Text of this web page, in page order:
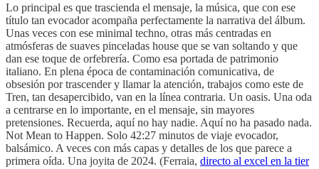
Lo principal es que trascienda el mensaje, la música, que con ese
título tan evocador acompaña perfectamente la narrativa del álbum.
Unas veces con ese minimal techno, otras más centradas en
atmósferas de suaves pinceladas house que se van soltando y que
dan ese toque de orfebrería. Como esa portada de patrimonio
italiano. En plena época de contaminación comunicativa, de
obsesión por trascender y llamar la atención, trabajos como este de
Tren, tan desapercibido, van en la línea contraria. Un oasis. Una oda
a centrarse en lo importante, en el mensaje, sin mayores
pretensiones. Recuerda, aquí no hay nadie. Aquí no ha pasado nada.
Not Mean to Happen. Solo 42:27 minutos de viaje evocador,
balsámico. A veces con más capas y detalles de los que parece a
primera oída. Una joyita de 2024. (Ferraia, directo al excel en la tier